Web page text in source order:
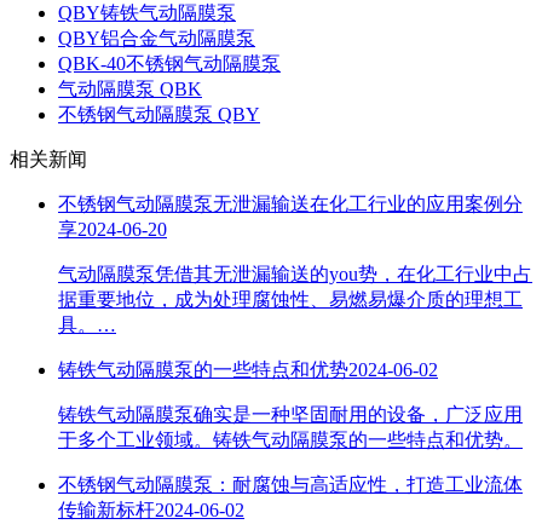
QBY铸铁气动隔膜泵
QBY铝合金气动隔膜泵
QBK-40不锈钢气动隔膜泵
气动隔膜泵 QBK
不锈钢气动隔膜泵 QBY
相关新闻
不锈钢气动隔膜泵无泄漏输送在化工行业的应用案例分
享2024-06-20
气动隔膜泵凭借其无泄漏输送的you势，在化工行业中占
据重要地位，成为处理腐蚀性、易燃易爆介质的理想工
具。…
铸铁气动隔膜泵的一些特点和优势2024-06-02
铸铁气动隔膜泵确实是一种坚固耐用的设备，广泛应用
于多个工业领域。铸铁气动隔膜泵的一些特点和优势。
不锈钢气动隔膜泵：耐腐蚀与高适应性，打造工业流体
传输新标杆2024-06-02